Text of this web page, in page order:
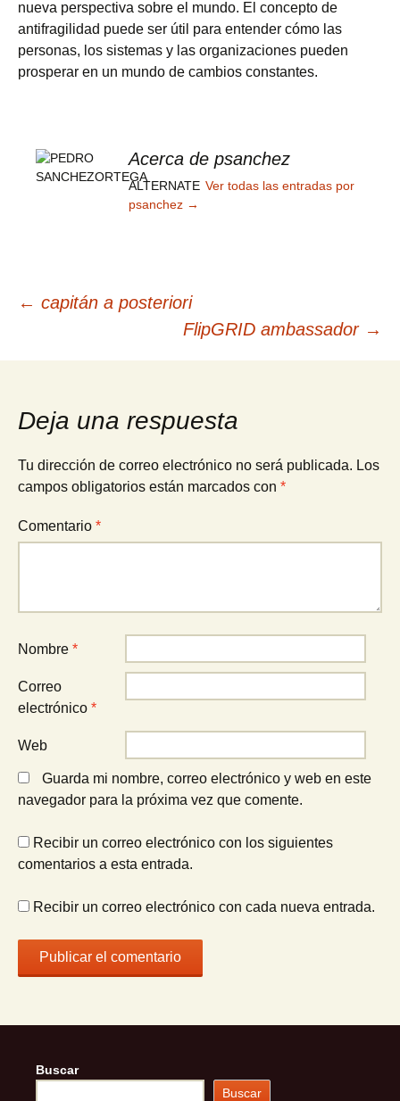
nueva perspectiva sobre el mundo. El concepto de
antifragilidad puede ser útil para entender cómo las
personas, los sistemas y las organizaciones pueden
prosperar en un mundo de cambios constantes.
Acerca de psanchez
ALTERNATE Ver todas las entradas por
psanchez →
Navegación
de
entradas
← capitán a posteriori
FlipGRID ambassador →
Deja una respuesta
Tu dirección de correo electrónico no será publicada. Los
campos obligatorios están marcados con *
Comentario *
Nombre *
Correo
electrónico *
Web
Guarda mi nombre, correo electrónico y web en este
navegador para la próxima vez que comente.
Recibir un correo electrónico con los siguientes
comentarios a esta entrada.
Recibir un correo electrónico con cada nueva entrada.
Buscar
Buscar